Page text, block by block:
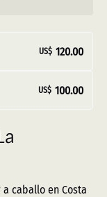
US$ 120.00
US$ 100.00
caballo en Costa